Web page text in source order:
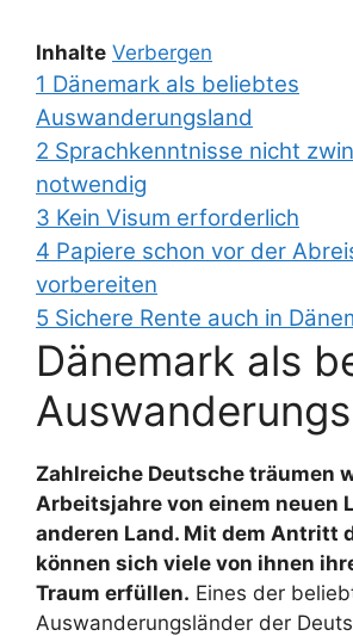
Inhalte Verbergen
1 Dänemark als beliebtes
Auswanderungsland
2 Sprachkenntnisse nicht
notwendig
3 Kein Visum erforderlich
4 Papiere schon vor der
vorbereiten
5 Sichere Rente auch in
Dänemark als
Zahlreiche Deutsche träumen
Arbeitsjahre von einem neuen
anderen Land. Mit dem Antritt
können sich viele von ihnen
Traum erfüllen. Eines der
Auswanderungsländer der